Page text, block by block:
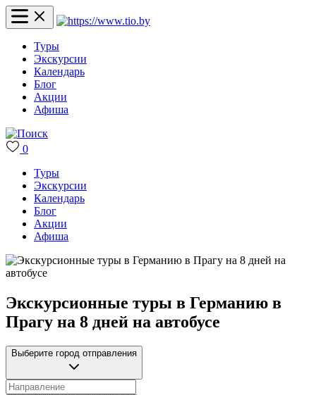
Туры
Экскурсии
Календарь
Блог
Акции
Афиша
0
Туры
Экскурсии
Календарь
Блог
Акции
Афиша
Экскурсионные туры в Германию в
Прагу на 8 дней на автобусе
Выберите город отправления